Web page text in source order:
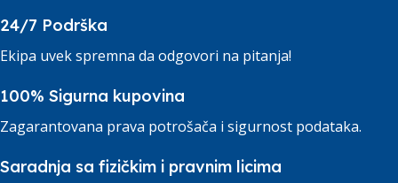
24/7 Podrška
Ekipa uvek spremna da odgovori na pitanja!
100% Sigurna kupovina
Zagarantovana prava potrošača i sigurnost podataka.
Saradnja sa fizičkim i pravnim licima